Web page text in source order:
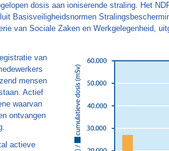
dosis aan ioniserende straling. Het
Basisveiligheidsnormen
van Sociale Zaken en Werkgelegenheid,
van
mensen
Actief
waarvan
ontvangen
actieve